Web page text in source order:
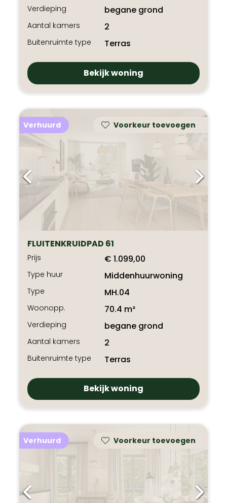
Verdieping begane grond
Aantal kamers 2
Buitenruimte type Terras
Bekijk woning
Voorkeur toevoegen
Verhuurd
FLUITENKRUIDPAD 61
Prijs € 1.099,00
Type huur Middenhuurwoning
Type MH.04
Woonopp. 70.4 m²
Verdieping begane grond
Aantal kamers 2
Buitenruimte type Terras
Bekijk woning
Voorkeur toevoegen
Verhuurd